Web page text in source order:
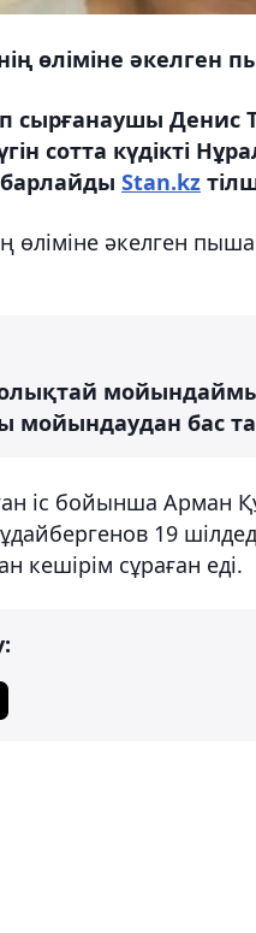
өліміне
Денис
сотта күдікті
Stan.kz
өліміне әкелген
мойындаудан бас
іс бойынша Арман
19
кешірім сұраған еді.